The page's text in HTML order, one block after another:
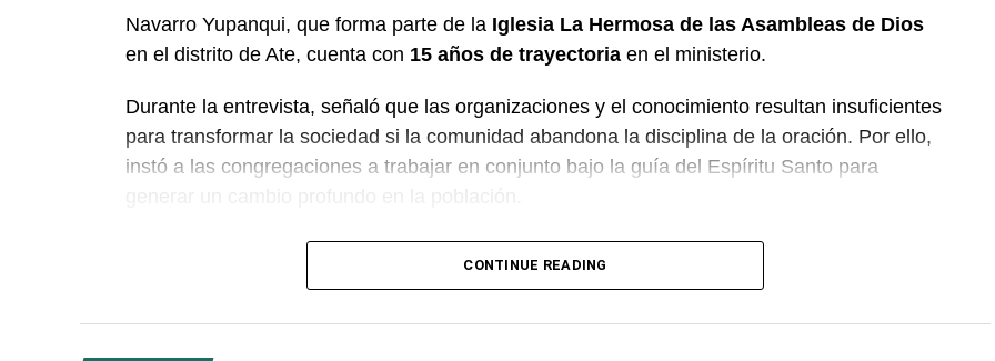
Navarro Yupanqui, que forma parte de la Iglesia La Hermosa de las Asambleas de Dios
en el distrito de Ate, cuenta con 15 años de trayectoria en el ministerio.
Durante la entrevista, señaló que las organizaciones y el conocimiento resultan insuficientes
para transformar la sociedad si la comunidad abandona la disciplina de la oración. Por ello,
instó a las congregaciones a trabajar en conjunto bajo la guía del Espíritu Santo para
El predicador concluyó con un llamado a la unidad entre las distintas congregaciones para
CONTINUE READING